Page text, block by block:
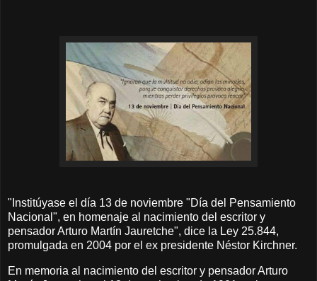
"Institúyase el día 13 de noviembre "Día del Pensamiento
Nacional", en homenaje al nacimiento del escritor y
pensador Arturo Martín Jauretche", dice la Ley 25.844,
promulgada en 2004 por el ex presidente Néstor Kirchner.
En memoria al nacimiento del escritor y pensador Arturo